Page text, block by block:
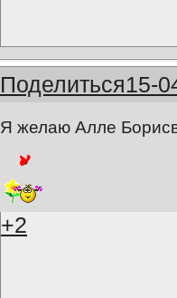
Поделиться15-
Я желаю Алле
+2